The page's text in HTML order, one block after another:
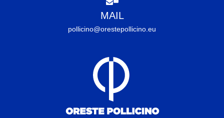
MAIL
pollicino@orestepollicino.eu